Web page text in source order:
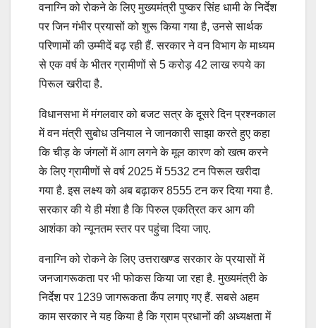
वनाग्नि को रोकने के लिए मुख्यमंत्री पुष्कर सिंह धामी के निर्देश
पर जिन गंभीर प्रयासों को शुरू किया गया है, उनसे सार्थक
परिणामों की उम्मीदें बढ़ रही हैं. सरकार ने वन विभाग के माध्यम
से एक वर्ष के भीतर ग्रामीणों से 5 करोड़ 42 लाख रुपये का
पिरूल खरीदा है.
विधानसभा में मंगलवार को बजट सत्र के दूसरे दिन प्रश्नकाल
में वन मंत्री सुबोध उनियाल ने जानकारी साझा करते हुए कहा
कि चीड़ के जंगलों में आग लगने के मूल कारण को खत्म करने
के लिए ग्रामीणों से वर्ष 2025 में 5532 टन पिरूल खरीदा
गया है. इस लक्ष्य को अब बढ़ाकर 8555 टन कर दिया गया है.
सरकार की ये ही मंशा है कि पिरुल एकत्रित कर आग की
आशंका को न्यूनतम स्तर पर पहुंचा दिया जाए.
वनाग्नि को रोकने के लिए उत्तराखण्ड सरकार के प्रयासों में
जनजागरूकता पर भी फोकस किया जा रहा है. मुख्यमंत्री के
निर्देश पर 1239 जागरूकता कैंप लगाए गए हैं. सबसे अहम
काम सरकार ने यह किया है कि ग्राम प्रधानों की अध्यक्षता में